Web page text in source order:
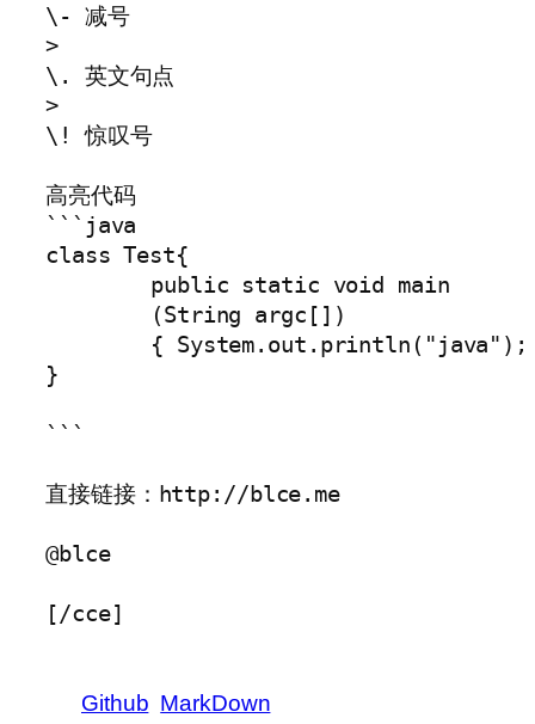
\- 减号
>
\. 英文句点
>
\! 惊叹号
高亮代码
```java
class Test{
}
```
直接链接：http://blce.me
@blce
[/cce]
Github MarkDown